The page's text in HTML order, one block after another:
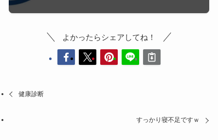
よかったらシェアしてね！
健康診断
すっかり寝不足ですｗ